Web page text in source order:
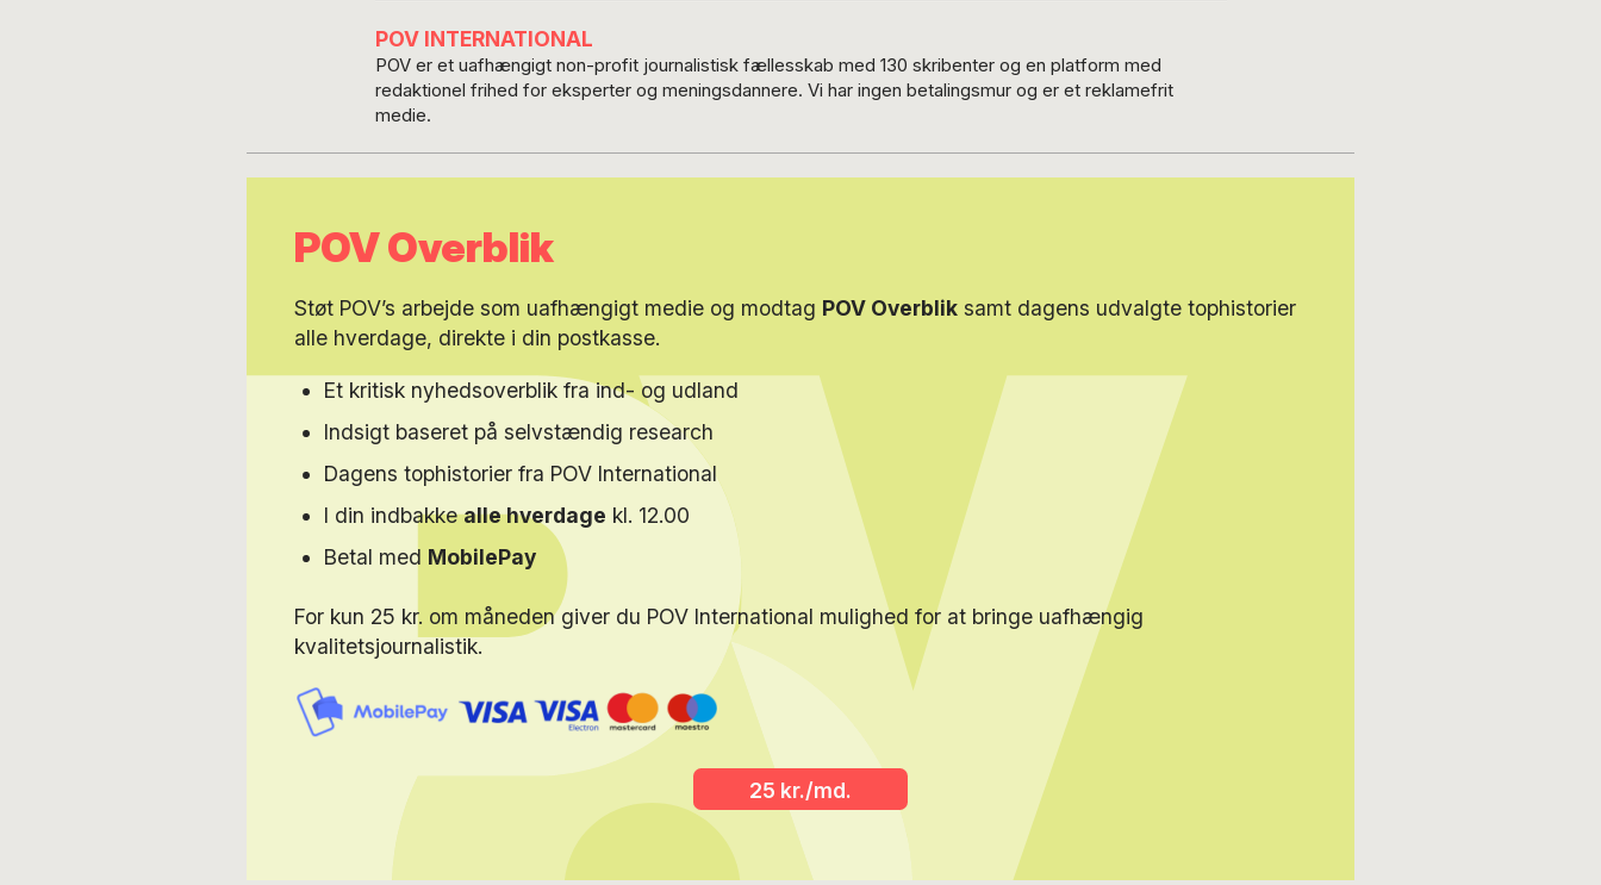
POV INTERNATIONAL
POV er et uafhængigt non-profit journalistisk fællesskab med 130 skribenter og en platform med
redaktionel frihed for eksperter og meningsdannere. Vi har ingen betalingsmur og er et reklamefrit
medie.
POV Overblik
Støt POV’s arbejde som uafhængigt medie og modtag POV Overbliksamt dagens udvalgte tophistorier
alle hverdage, direkte i din postkasse.
Et kritisk nyhedsoverblik fra ind- og udland
Indsigt baseret på selvstændig research
Dagens tophistorier fra POV International
I din indbakkealle hverdage kl. 12.00
Betal med MobilePay
For kun 25 kr. om måneden giver du POV International mulighed for at bringe uafhængig
kvalitetsjournalistik.
25 kr./md.